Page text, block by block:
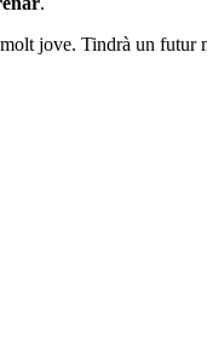
molt jove. Tindrà un futur